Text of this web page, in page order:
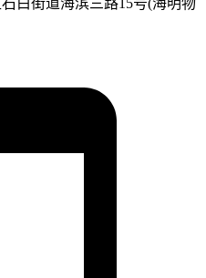
白街道海滨三路15号(海明物